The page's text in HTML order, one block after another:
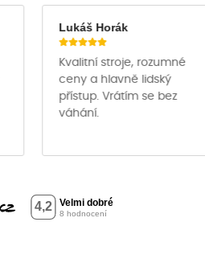
Lukáš Horák
Kvalitní stroje, rozumné
ceny a hlavně lidský
přístup. Vrátím se bez
váhání.